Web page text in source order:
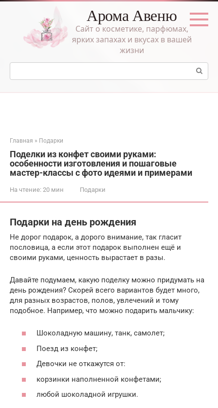
Перейти
Арома Авеню
Сайт о косметике, парфюмах,
ярких запахах и вкусах в вашей
жизни
Поиск:
Главная » Подарки
Поделки из конфет своими руками:
особенности изготовления и пошаговые
мастер-классы с фото идеями и примерами
На чтение: 20 мин Подарки
Подарки на день рождения
Не дорог подарок, а дорого внимание, так гласит
пословица, а если этот подарок выполнен ещё и
своими руками, ценность вырастает в разы.
Давайте подумаем, какую поделку можно придумать на
день рождения? Скорей всего вариантов будет много,
для разных возрастов, полов, увлечений и тому
подобное. Например, что можно подарить мальчику:
Шоколадную машину, танк, самолет;
Поезд из конфет;
Девочки не откажутся от:
корзинки наполненной конфетами;
любой шоколадной игрушки.